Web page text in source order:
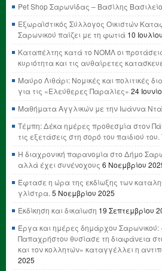
Pet Shop Σαρωνίδας – Βασίλης
Εξωραϊστικός Σύλλογος Οικιστών
Σαρωνικού παίζει με τη φωτιά 10
Καταπέλτης κατά το ΝΟΜΛ οι
κυριότητα και τις αυθαίρετες
Μαύρο Λιθάρι: Νομικές και πολιτικές
για τις «Ελεύθερες Παραλίες» 24
Μαθήματα Αγγλικών με την Ιωάννα
Τέμπη: Δέκα ημέρες προθεσμία στον
τις εξετάσεις στη σορό του παιδιού του.
Η διαχρονική παρανομία στο Δήμο
αλλά έχει συνένοχους 6 Νοεμβρίου
Έφτασε η ώρα της εκδίωξης των
γλίστρα. 5 Νοεμβρίου 2025
Εκδίκηση και δικαίωση 19 Σεπτεμβρίου
Έργα και ημέρες δημάρχου Σαρωνικού:
Παπαχρήστου θυσίασε τη διαφάνεια
και τον κολλητών» καταγγέλλει η
2025